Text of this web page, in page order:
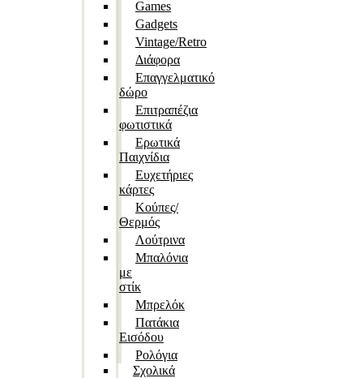
Games
Gadgets
Vintage/Retro
Διάφορα
Επαγγελματικό
δώρο
Επιτραπέζια
φωτιστικά
Ερωτικά
Παιχνίδια
Ευχετήριες
κάρτες
Κούπες/
Θερμός
Λούτρινα
Μπαλόνια
με
στίκ
Μπρελόκ
Πατάκια
Εισόδου
Ρολόγια
Σχολικά